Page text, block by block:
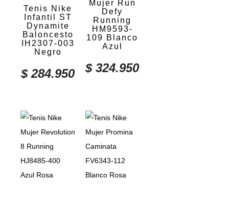
Tenis Nike
Infantil ST
Dynamite
Baloncesto
IH2307-003
Negro
$284.950
Mujer Run
Defy
Running
HM9593-
109 Blanco
Azul
$324.950